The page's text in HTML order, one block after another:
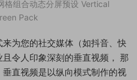
格组合动态分屏预设 Vertical
Pack
为您的社交媒体（如抖音、快
令人印象深刻的垂直视频， 那
直视频是以纵向模式制作的视